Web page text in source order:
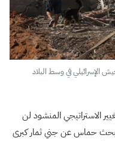
الإسرائيلي في وسط البلاد
الاستراتيجي المنشود لن
تبحث حماس عن جني ثمار كبرى